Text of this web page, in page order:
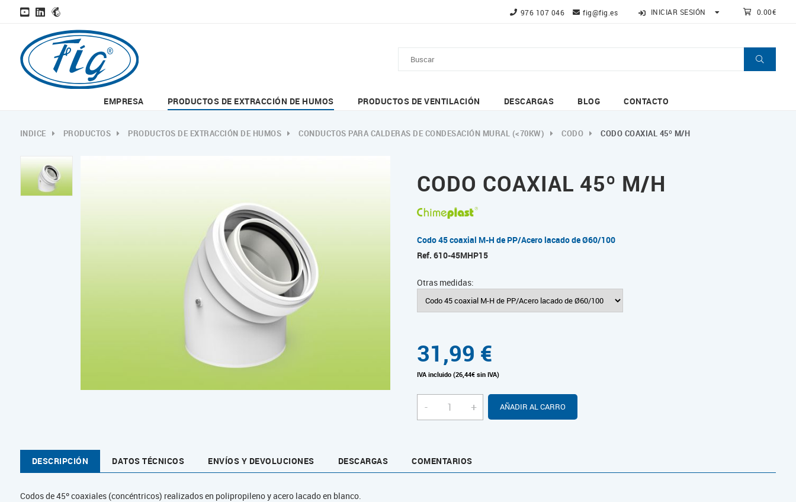
976 107 046 fig@fig.es INICIAR SESIÓN 0.00€
EMPRESA PRODUCTOS DE EXTRACCIÓN DE HUMOS PRODUCTOS DE VENTILACIÓN DESCARGAS BLOG CONTACTO
INDICE PRODUCTOS PRODUCTOS DE EXTRACCIÓN DE HUMOS CONDUCTOS PARA CALDERAS DE CONDESACIÓN MURAL (<70KW) CODO CODO COAXIAL 45º M/H
CODO COAXIAL 45º M/H
Codo 45 coaxial M-H de PP/Acero lacado de Ø60/100
Ref. 610-45MHP15
Otras medidas:
31,99 €
IVA incluido (26,44€ sin IVA)
- + AÑADIR AL CARRO
DESCRIPCIÓN DATOS TÉCNICOS ENVÍOS Y DEVOLUCIONES DESCARGAS COMENTARIOS
Codos de 45º coaxiales (concéntricos) realizados en polipropileno y acero lacado en blanco.